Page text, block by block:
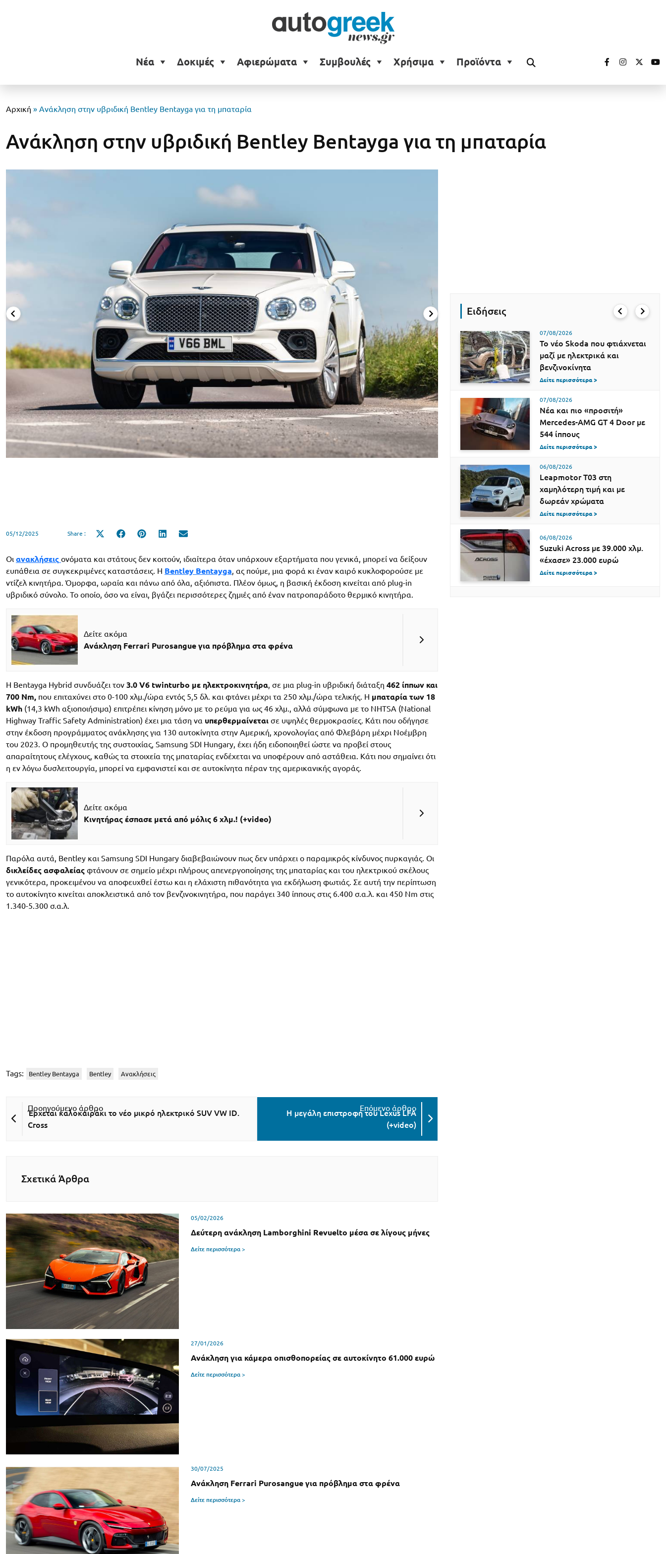
Νέα Δοκιμές Αφιερώματα Συμβουλές Χρήσιμα Προϊόντα
Αρχική » Ανάκληση στην υβριδική Bentley Bentayga για τη μπαταρία
Ανάκληση στην υβριδική Bentley Bentayga για τη μπαταρία
05/12/2025 Share :
Share
Share
Share
Share
Οι ανακλήσεις ονόματα και στάτους δεν κοιτούν, ιδιαίτερα όταν υπάρχουν εξαρτήματα που γενικά, μπορεί να δείξουν
ευπάθεια σε συγκεκριμένες καταστάσεις. Η Bentley Bentayga, ας πούμε, μια φορά κι έναν καιρό κυκλοφορούσε με
ντίζελ κινητήρα. Όμορφα, ωραία και πάνω από όλα, αξιόπιστα. Πλέον όμως, η βασική έκδοση κινείται από plug-in
υβριδικό σύνολο. Το οποίο, όσο να είναι, βγάζει περισσότερες ζημιές από έναν πατροπαράδοτο θερμικό κινητήρα.
Δείτε ακόμα
Ανάκληση Ferrari Purosangue για πρόβλημα στα φρένα
Η Bentayga Hybrid συνδυάζει τον 3.0 V6 twinturbo με ηλεκτροκινητήρα, σε μια plug-in υβριδική διάταξη 462 ίππων και
700 Nm, που επιταχύνει στο 0-100 χλμ./ώρα εντός 5,5 δλ. και φτάνει μέχρι τα 250 χλμ./ώρα τελικής. Η μπαταρία των 18
kWh (14,3 kWh αξιοποιήσιμα) επιτρέπει κίνηση μόνο με το ρεύμα για ως 46 χλμ., αλλά σύμφωνα με το NHTSA (National
Highway Traffic Safety Administration) έχει μια τάση να υπερθερμαίνεται σε υψηλές θερμοκρασίες. Κάτι που οδήγησε
στην έκδοση προγράμματος ανάκλησης για 130 αυτοκίνητα στην Αμερική, χρονολογίας από Φλεβάρη μέχρι Νοέμβρη
του 2023. Ο προμηθευτής της συστοιχίας, Samsung SDI Hungary, έχει ήδη ειδοποιηθεί ώστε να προβεί στους
απαραίτητους ελέγχους, καθώς τα στοιχεία της μπαταρίας ενδέχεται να υποφέρουν από αστάθεια. Κάτι που σημαίνει ότι
η εν λόγω δυσλειτουργία, μπορεί να εμφανιστεί και σε αυτοκίνητα πέραν της αμερικανικής αγοράς.
Δείτε ακόμα
Κινητήρας έσπασε μετά από μόλις 6 χλμ.! (+video)
Παρόλα αυτά, Bentley και Samsung SDI Hungary διαβεβαιώνουν πως δεν υπάρχει ο παραμικρός κίνδυνος πυρκαγιάς. Οι
δικλείδες ασφαλείας φτάνουν σε σημείο μέχρι πλήρους απενεργοποίησης της μπαταρίας και του ηλεκτρικού σκέλους
γενικότερα, προκειμένου να αποφευχθεί έστω και η ελάχιστη πιθανότητα για εκδήλωση φωτιάς. Σε αυτή την περίπτωση
το αυτοκίνητο κινείται αποκλειστικά από τον βενζινοκινητήρα, που παράγει 340 ίππους στις 6.400 σ.α.λ. και 450 Nm στις
1.340-5.300 σ.α.λ.
Tags: Bentley Bentayga Bentley Ανακλήσεις
Έρχεται καλοκαιράκι το νέο μικρό ηλεκτρικό SUV VW ID.
Cross
H μεγάλη επιστροφή του Lexus LFA
(+video)
Σχετικά Άρθρα
05/02/2026
Δεύτερη ανάκληση Lamborghini Revuelto μέσα σε λίγους μήνες
Δείτε περισσότερα >
27/01/2026
Ανάκληση για κάμερα οπισθοπορείας σε αυτοκίνητο 61.000 ευρώ
Δείτε περισσότερα >
30/07/2025
Ανάκληση Ferrari Purosangue για πρόβλημα στα φρένα
Δείτε περισσότερα >
Ειδήσεις
07/08/2026
Το νέο Skoda που φτιάχνεται
μαζί με ηλεκτρικά και
βενζινοκίνητα
Δείτε περισσότερα >
07/08/2026
Νέα και πιο «προσιτή»
Mercedes-AMG GT 4 Door με
544 ίππους
Δείτε περισσότερα >
06/08/2026
Leapmotor T03 στη
χαμηλότερη τιμή και με
δωρεάν χρώματα
Δείτε περισσότερα >
06/08/2026
Suzuki Across με 39.000 χλμ.
«έχασε» 23.000 ευρώ
Δείτε περισσότερα >